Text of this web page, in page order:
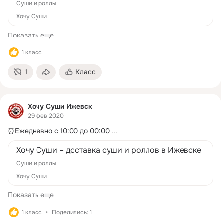
Суши и роллы
Хочу Суши
Показать еще
1 класс
1 Класс
Хочу Суши Ижевск
29 фев 2020
⏰Ежедневно с 10:00 до 00:00 ...
Хочу Суши – доставка суши и роллов в Ижевске
Суши и роллы
Хочу Суши
Показать еще
1 класс Поделились: 1